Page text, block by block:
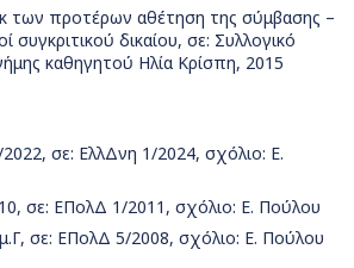
των προτέρων αθέτηση της σύμβασης –
συγκριτικού δικαίου, σε: Συλλογικό
καθηγητού Ηλία Κρίσπη, 2015
σε: ΕλλΔνη 1/2024, σχόλιο: Ε.
σε: ΕΠολΔ 1/2011, σχόλιο: Ε. Πούλου
σε: ΕΠολΔ 5/2008, σχόλιο: Ε. Πούλου